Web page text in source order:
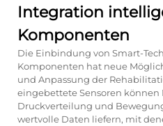
Integration
Komponenten
Die Einbindung von Smart-
Komponenten hat neue
und Anpassung der
eingebettete Sensoren können
Druckverteilung und
wertvolle Daten liefern, mit